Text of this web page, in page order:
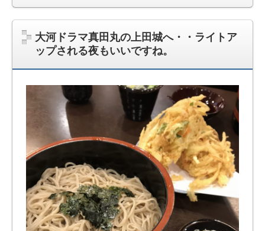
大河ドラマ真田丸の上田城へ・・ライトア
ップされる夜もいいですね。